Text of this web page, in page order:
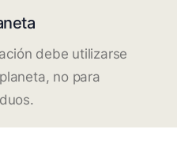
debe utilizarse
no para